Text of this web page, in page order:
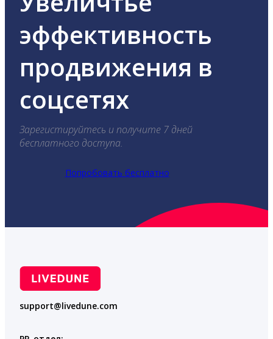
эффективность
продвижения в
соцсетях
Зарегистируйтесь и получите 7 дней
бесплатного доступа.
Попробовать бесплатно
support@livedune.com